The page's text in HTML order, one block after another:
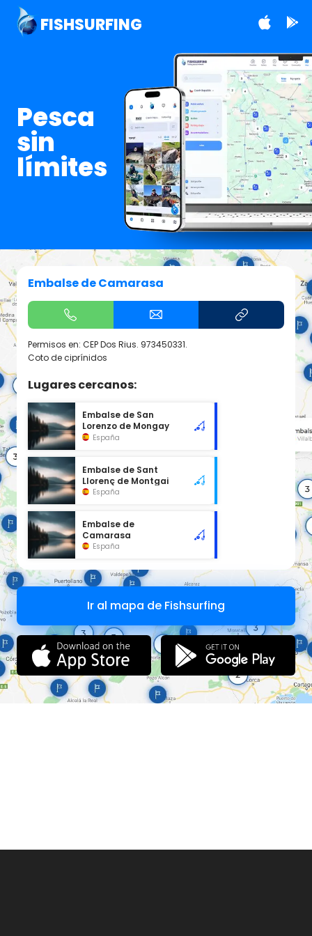
FISHSURFING
Pesca
sin
límites
Embalse de Camarasa
Permisos en: CEP Dos Rius. 973450331.
Coto de ciprínidos
Lugares cercanos:
Embalse de San
Lorenzo de Mongay
España
Embalse de Sant
Llorenç de Montgai
España
Embalse de
Camarasa
España
Ir al mapa de Fishsurfing